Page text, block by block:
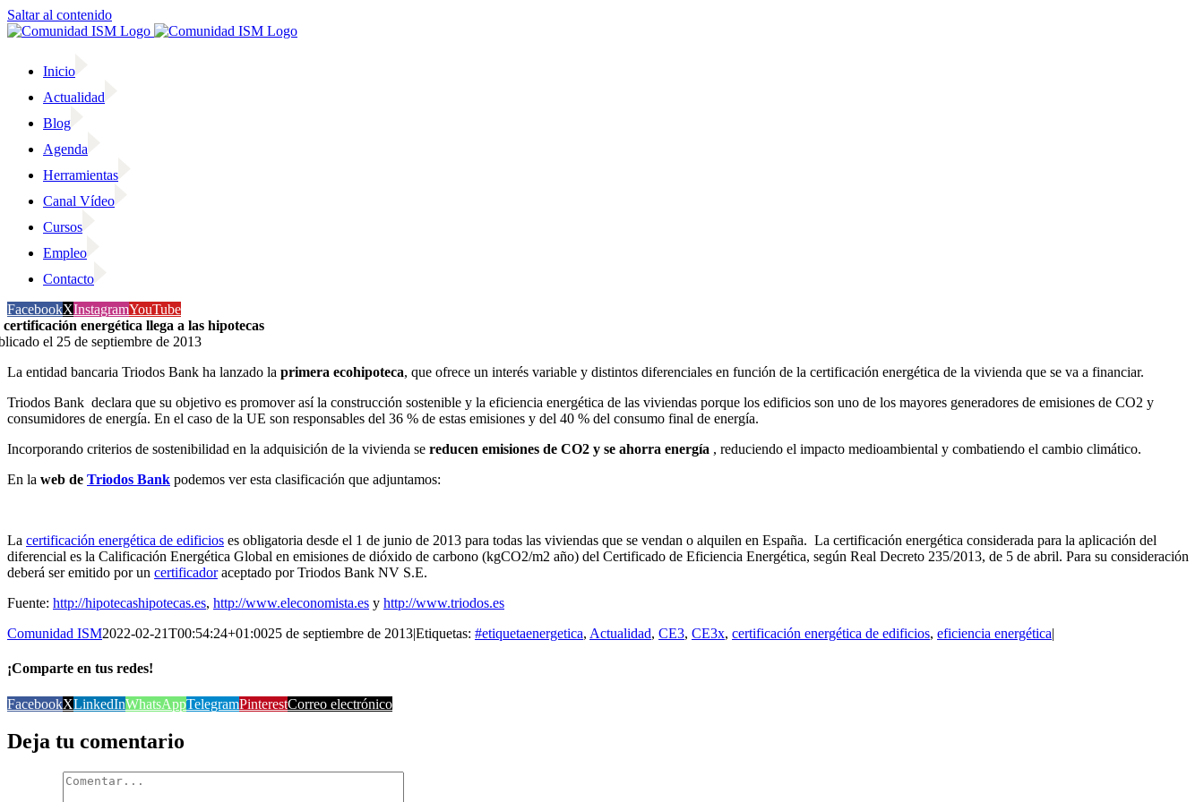
Saltar al contenido
Inicio
Actualidad
Blog
Agenda
Herramientas
Canal Vídeo
Cursos
Empleo
Contacto
FacebookXInstagramYouTube
energética llega a las hipotecas
el 25 de septiembre de 2013
La entidad bancaria Triodos Bank ha lanzado la primera ecohipoteca, que ofrece un interés variable y distintos diferenciales en función de la certificación energética de la vivienda que se va a financiar.
Triodos Bank declara que su objetivo es promover así la construcción sostenible y la eficiencia energética de las viviendas porque los edificios son uno de los mayores generadores de emisiones de CO2 y
consumidores de energía. En el caso de la UE son responsables del 36 % de estas emisiones y del 40 % del consumo final de energía.
Incorporando criterios de sostenibilidad en la adquisición de la vivienda se reducen emisiones de CO2 y se ahorra energía , reduciendo el impacto medioambiental y combatiendo el cambio climático.
En la web de Triodos Bank podemos ver esta clasificación que adjuntamos:
La certificación energética de edificios es obligatoria desde el 1 de junio de 2013 para todas las viviendas que se vendan o alquilen en España. La certificación energética considerada para la aplicación del
diferencial es la Calificación Energética Global en emisiones de dióxido de carbono (kgCO2/m2 año) del Certificado de Eficiencia Energética, según Real Decreto 235/2013, de 5 de abril. Para su consideración
deberá ser emitido por un certificadoraceptado por Triodos Bank NV S.E.
Fuente: http://hipotecashipotecas.es, http://www.eleconomista.es y http://www.triodos.es
Comunidad ISM2022-02-21T00:54:24+01:0025 de septiembre de 2013|Etiquetas: #etiquetaenergetica, Actualidad, CE3, CE3x, certificación energética de edificios, eficiencia energética|
¡Comparte en tus redes!
FacebookXLinkedInWhatsAppTelegramPinterestCorreo electrónico
Deja tu comentario